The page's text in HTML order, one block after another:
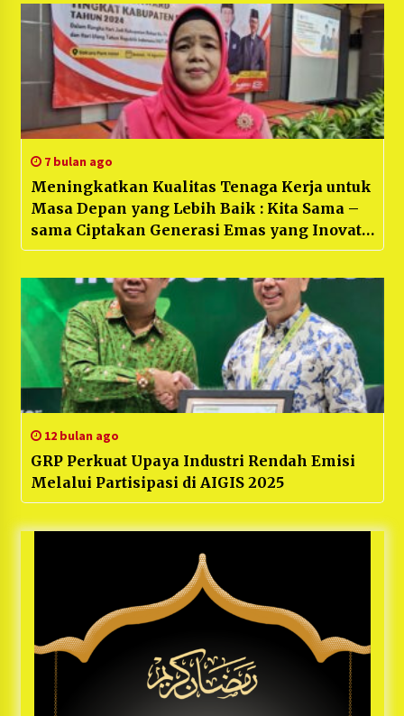
7 bulan ago
Meningkatkan Kualitas Tenaga Kerja untuk
Masa Depan yang Lebih Baik : Kita Sama –
sama Ciptakan Generasi Emas yang Inovatif
!
12 bulan ago
GRP Perkuat Upaya Industri Rendah Emisi
Melalui Partisipasi di AIGIS 2025